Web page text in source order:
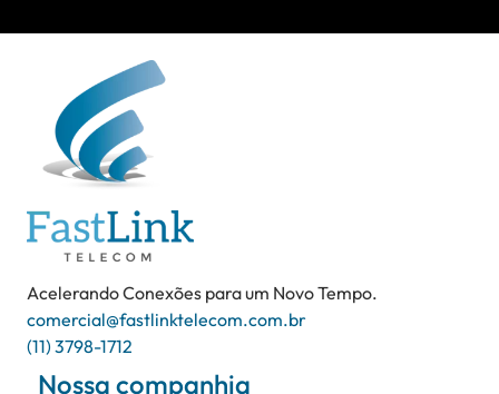
Acelerando Conexões para um Novo Tempo.
comercial@fastlinktelecom.com.br
(11) 3798-1712
Nossa companhia